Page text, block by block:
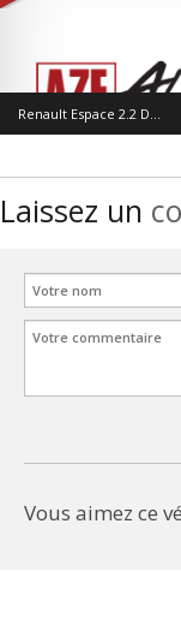
Renault Espace 2.2 D...
Laissez un
Vous aimez ce